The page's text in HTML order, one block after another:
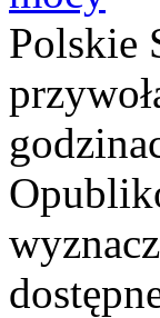
Polskie